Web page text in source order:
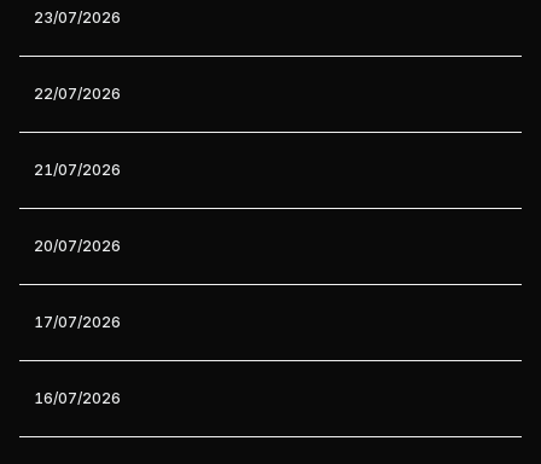
23/07/2026
22/07/2026
21/07/2026
20/07/2026
17/07/2026
16/07/2026